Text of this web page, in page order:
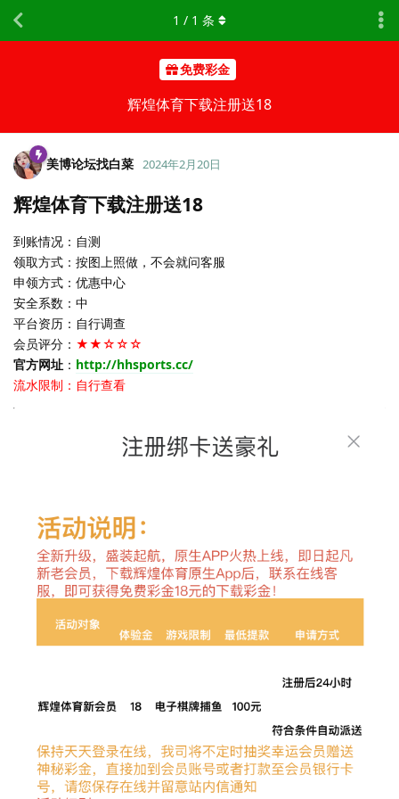
免费彩金
辉煌体育下载注册送18
1 / 1 条
美博论坛找白菜 2024年2月20日
辉煌体育下载注册送18
到账情况：自测
领取方式：按图上照做，不会就问客服
申领方式：优惠中心
安全系数：中
平台资历：自行调查
会员评分： ★★☆☆☆
官方网址 ： http://hhsports.cc/
流水限制：自行查看